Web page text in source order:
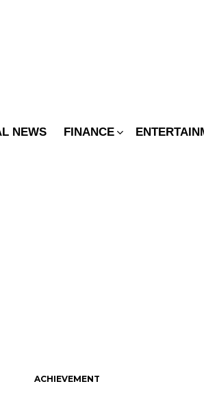
NEWS FINANCE
ACHIEVEMENT